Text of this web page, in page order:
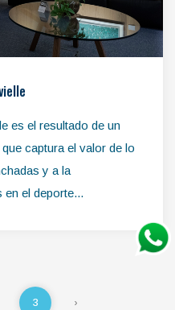
es el resultado de un
captura el valor de lo
y a la
en el deporte...
3 ›